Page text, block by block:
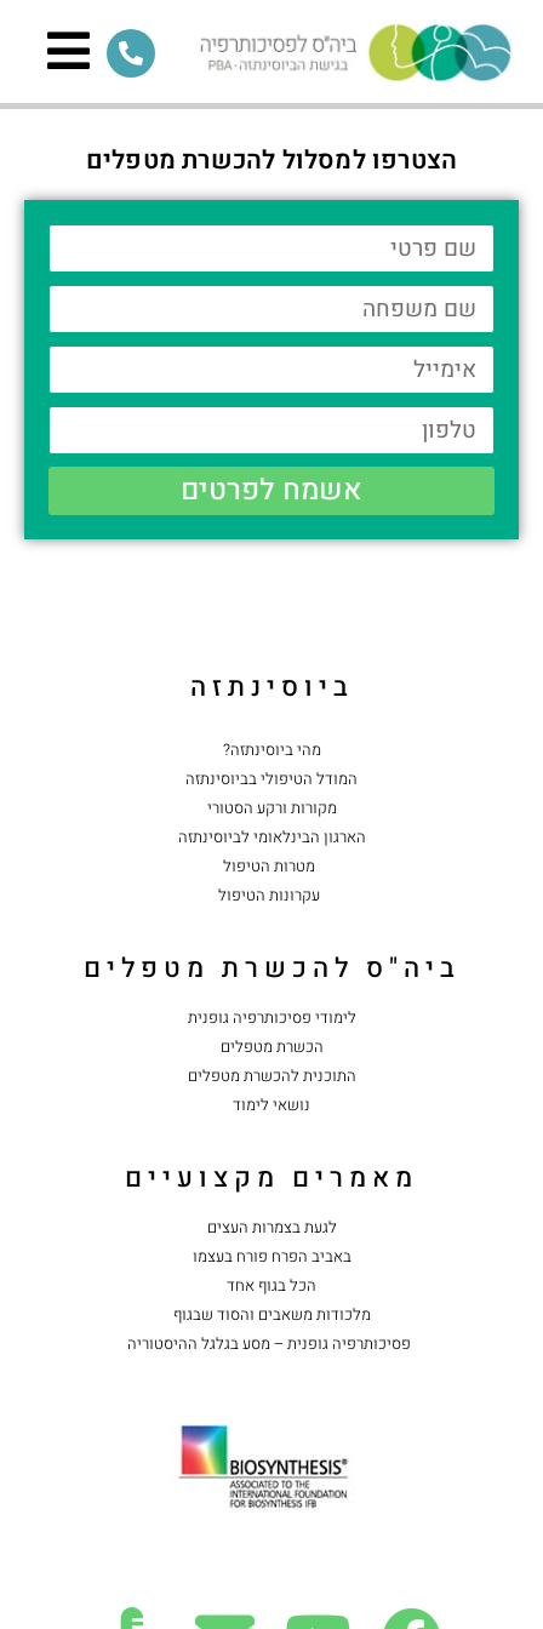
הצטרפו למסלול להכשרת מטפלים
אשמח לפרטים
ביוסינתזה
מהי ביוסינתזה?
המודל הטיפולי בביוסינתזה
מקורות ורקע הסטורי
הארגון הבינלאומי לביוסינתזה
מטרות הטיפול
עקרונות הטיפול
ביה"ס להכשרת מטפלים
לימודי פסיכותרפיה גופנית
הכשרת מטפלים
התוכנית להכשרת מטפלים
נושאי לימוד
מאמרים מקצועיים
לגעת בצמרות העצים
באביב הפרח פורח בעצמו
הכל בגוף אחד
מלכודות משאבים והסוד שבגוף
פסיכותרפיה גופנית – מסע בגלגל ההיסטוריה